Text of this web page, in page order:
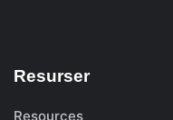
Resurser
Resources